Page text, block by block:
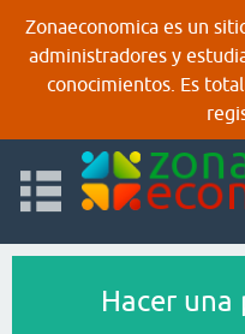
Zonaeconomica es un
administradores y
conocimientos. Es
Hacer